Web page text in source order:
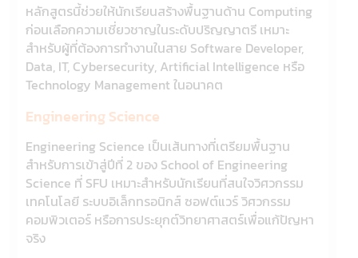
หลักสูตรนี้ช่วยให้นักเรียนสร้างพื้นฐานด้าน Computing
ก่อนเลือกความเชี่ยวชาญในระดับปริญญาตรี เหมาะ
สำหรับผู้ที่ต้องการทำงานในสาย Software Developer,
Data, IT, Cybersecurity, Artificial Intelligence หรือ
Technology Management ในอนาคต
Engineering Science
Engineering Science เป็นเส้นทางที่เตรียมพื้นฐาน
สำหรับการเข้าสู่ปีที่ 2 ของ School of Engineering
Science ที่ SFU เหมาะสำหรับนักเรียนที่สนใจวิศวกรรม
เทคโนโลยี ระบบอิเล็กทรอนิกส์ ซอฟต์แวร์ วิศวกรรม
คอมพิวเตอร์ หรือการประยุกต์วิทยาศาสตร์เพื่อแก้ปัญหา
จริง